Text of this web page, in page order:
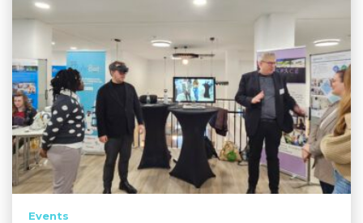
Events